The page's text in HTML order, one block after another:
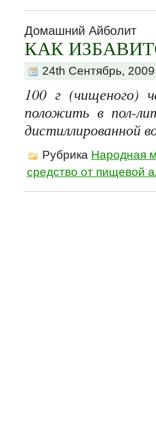
Домашний Айболит
КАК
24th Сентябрь, 2009
100 г (чищеного)
положить в пол-
дистиллированной
Рубрика Народная
средство от пищевой